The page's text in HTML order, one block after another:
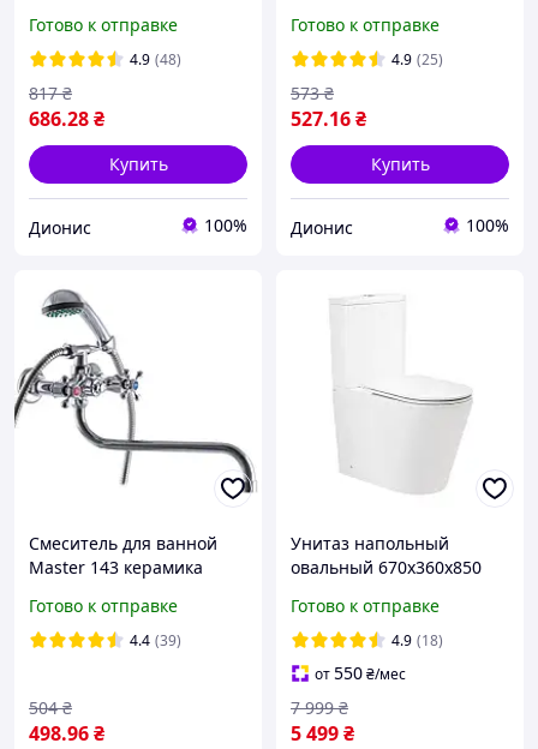
Готово к отправке
4.9 (48)
686.28₴
817 ₴
Купить
Дионис 100%
Готово к отправке
4.9 (25)
527.16₴
573 ₴
Купить
Дионис 100%
Смеситель для ванной
Master 143 керамика
Готово к отправке
4.4 (39)
498.96₴
504 ₴
Унитаз напольный
овальный 670x360x850
Soft-close/ Quick relase
SMWS0010
Готово к отправке
4.9 (18)
от550₴/мес
5 499₴
7 999 ₴